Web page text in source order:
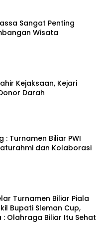
Sangat Penting
Wisata
Kejaksaan, Kejari
Darah
: Turnamen Biliar PWI
dan Kolaborasi
Turnamen Biliar Piala
Bupati Sleman Cup,
: Olahraga Biliar Itu Sehat